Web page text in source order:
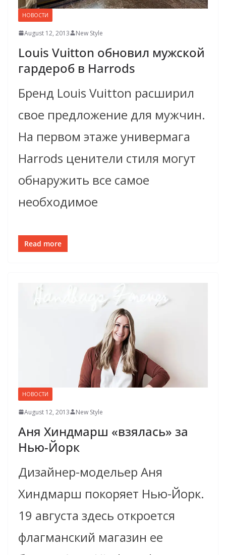
НОВОСТИ
August 12, 2013 New Style
Louis Vuitton обновил мужской
гардероб в Harrods
Бренд Louis Vuitton расширил
свое предложение для мужчин.
На первом этаже универмага
Harrods ценители стиля могут
обнаружить все самое
необходимое
Read more
НОВОСТИ
August 12, 2013 New Style
Аня Хиндмарш «взялась» за
Нью-Йорк
Дизайнер-модельер Аня
Хиндмарш покоряет Нью-Йорк.
19 августа здесь откроется
флагманский магазин ее